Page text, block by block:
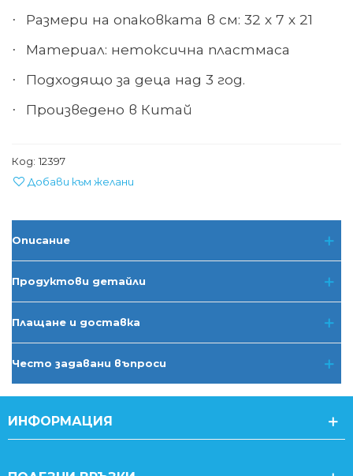
· Размери на опаковката в см: 32 х 7 х 21
· Материал: нетоксична пластмаса
· Подходящо за деца над 3 год.
· Произведено в Китай
Код: 12397
Добави към желани
Описание
Продуктови детайли
Плащане и доставка
Често задавани въпроси
ИНФОРМАЦИЯ